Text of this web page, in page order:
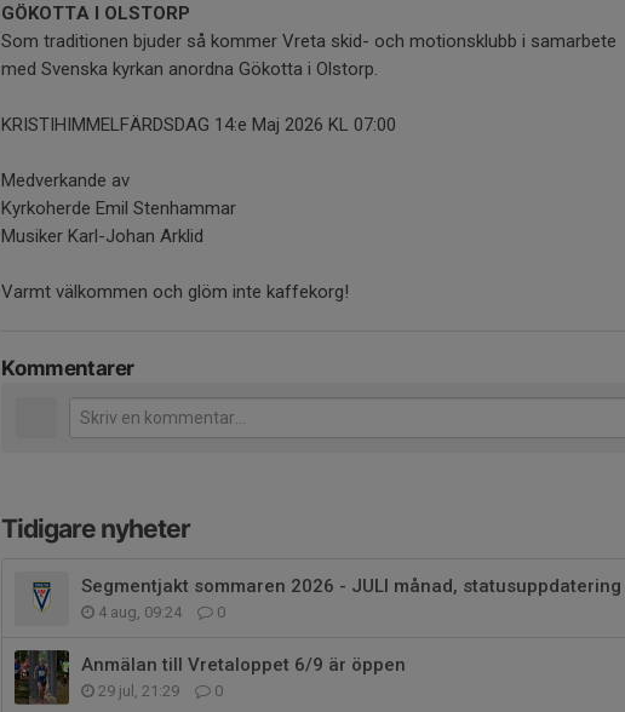
GÖKOTTA I OLSTORP
Som traditionen bjuder så kommer Vreta skid- och motionsklubb i samarbete
med Svenska kyrkan anordna Gökotta i Olstorp.
KRISTIHIMMELFÄRDSDAG 14:e Maj 2026 KL 07:00
Medverkande av
Kyrkoherde Emil Stenhammar
Musiker Karl-Johan Arklid
Varmt välkommen och glöm inte kaffekorg!
Kommentarer
Tidigare nyheter
Segmentjakt sommaren 2026 - JULI månad, statusuppdatering
4 aug, 09:24 0
Anmälan till Vretaloppet 6/9 är öppen
29 jul, 21:29 0